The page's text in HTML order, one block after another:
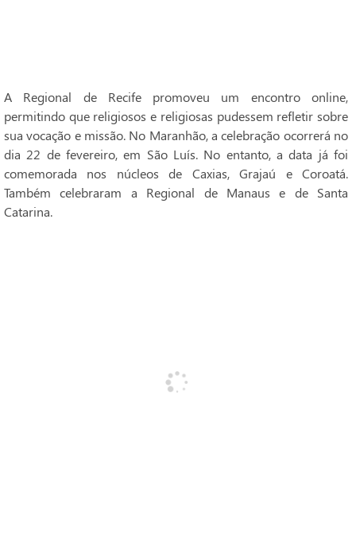
A Regional de Recife promoveu um encontro online,
permitindo que religiosos e religiosas pudessem refletir sobre
sua vocação e missão. No Maranhão, a celebração ocorrerá no
dia 22 de fevereiro, em São Luís. No entanto, a data já foi
comemorada nos núcleos de Caxias, Grajaú e Coroatá.
Também celebraram a Regional de Manaus e de Santa
Catarina.